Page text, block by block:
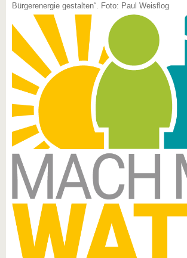
Bürgerenergie gestalten“. Foto: Paul Weisflog